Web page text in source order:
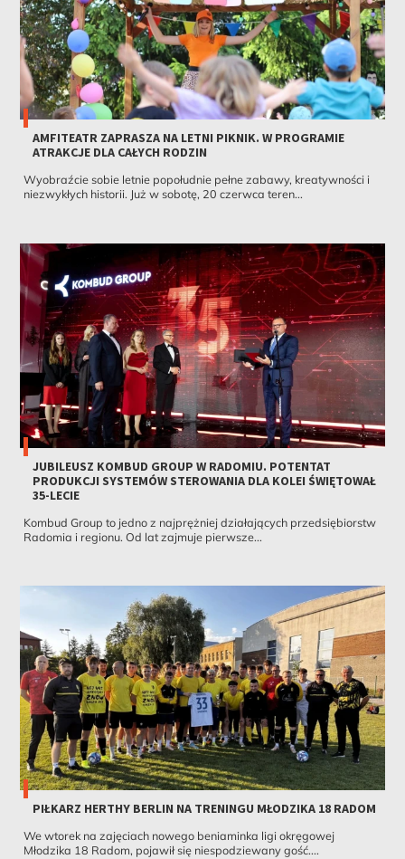
AMFITEATR ZAPRASZA NA LETNI PIKNIK. W PROGRAMIE
ATRAKCJE DLA CAŁYCH RODZIN
Wyobraźcie sobie letnie popołudnie pełne zabawy, kreatywności i
niezwykłych historii. Już w sobotę, 20 czerwca teren...
JUBILEUSZ KOMBUD GROUP W RADOMIU. POTENTAT
PRODUKCJI SYSTEMÓW STEROWANIA DLA KOLEI ŚWIĘTOWAŁ
35-LECIE
Kombud Group to jedno z najprężniej działających przedsiębiorstw
Radomia i regionu. Od lat zajmuje pierwsze...
PIŁKARZ HERTHY BERLIN NA TRENINGU MŁODZIKA 18 RADOM
We wtorek na zajęciach nowego beniaminka ligi okręgowej
Młodzika 18 Radom, pojawił się niespodziewany gość....